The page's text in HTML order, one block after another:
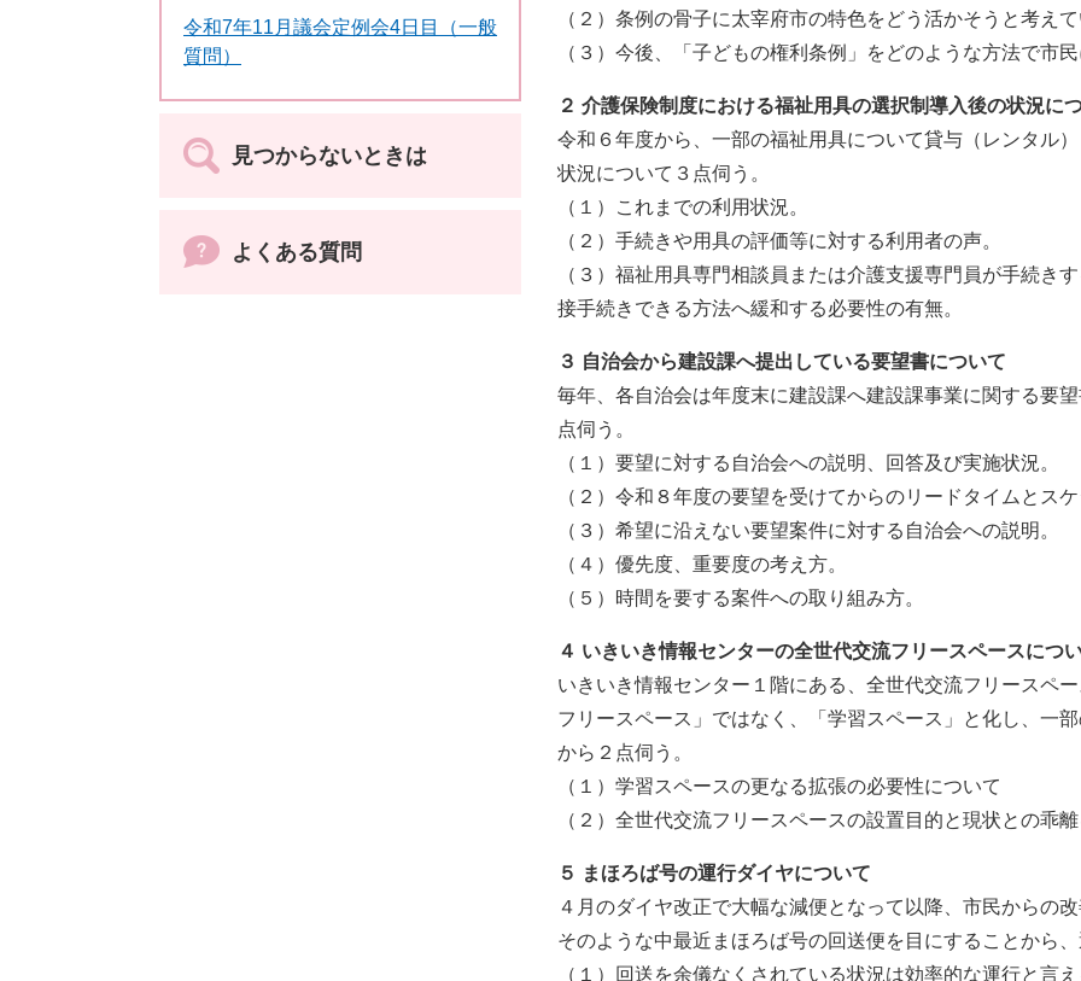
（２）条例の骨子に太宰府市の特色をどう活かそうと考え
（３）今後、「子どもの権利条例」をどのような方法で市
２ 介護保険制度における福祉用具の選択制導入後の状況に
令和６年度から、一部の福祉用具について貸与（レンタル
状況について３点伺う。
（１）これまでの利用状況。
（２）手続きや用具の評価等に対する利用者の声。
（３）福祉用具専門相談員または介護支援専門員が手続き
接手続きできる方法へ緩和する必要性の有無。
３ 自治会から建設課へ提出している要望書について
毎年、各自治会は年度末に建設課へ建設課事業に関する要
点伺う。
（１）要望に対する自治会への説明、回答及び実施状況。
（２）令和８年度の要望を受けてからのリードタイムとス
（３）希望に沿えない要望案件に対する自治会への説明。
（４）優先度、重要度の考え方。
（５）時間を要する案件への取り組み方。
４ いきいき情報センターの全世代交流フリースペースにつ
いきいき情報センター１階にある、全世代交流フリースペ
フリースペース」ではなく、「学習スペース」と化し、一
から２点伺う。
（１）学習スペースの更なる拡張の必要性について
（２）全世代交流フリースペースの設置目的と現状との乖
５ まほろば号の運行ダイヤについて
４月のダイヤ改正で大幅な減便となって以降、市民からの
そのような中最近まほろば号の回送便を目にすることから
（１）回送を余儀なくされている状況は効率的な運行と言
令和7年11月議会定例会4日目（一般
質問）
見つからないときは
よくある質問